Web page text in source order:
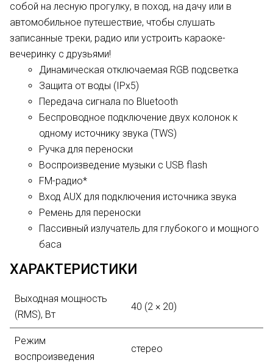
собой на лесную прогулку, в поход, на дачу или в
автомобильное путешествие, чтобы слушать
записанные треки, радио или устроить караоке-
вечеринку с друзьями!
Динамическая отключаемая RGB подсветка
Защита от воды (IPx5)
Передача сигнала по Bluetooth
Беспроводное подключение двух колонок к
одному источнику звука (TWS)
Ручка для переноски
Воспроизведение музыки с USB flash
FM-радио*
Вход AUX для подключения источника звука
Ремень для переноски
Пассивный излучатель для глубокого и мощного
баса
ХАРАКТЕРИСТИКИ
Выходная мощность
(RMS), Вт
40 (2 × 20)
Режим
воспроизведения
стерео